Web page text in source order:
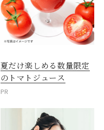
夏だけ楽しめる数量限定
のトマトジュース
PR